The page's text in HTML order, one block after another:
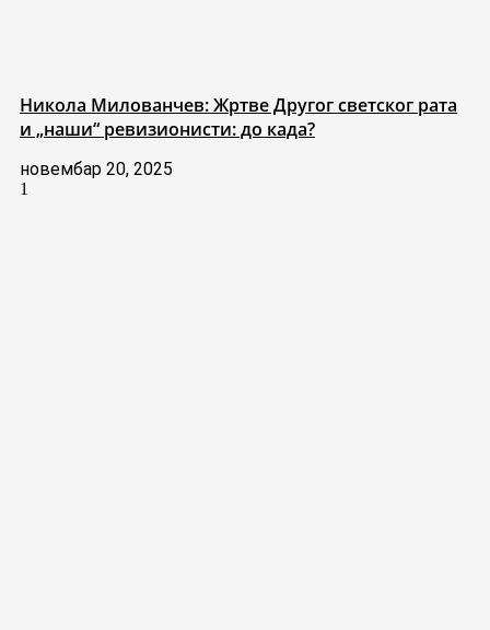
Никола Милованчев: Жртве Другог светског рата
и „наши“ ревизионисти: до када?
новембар 20, 2025